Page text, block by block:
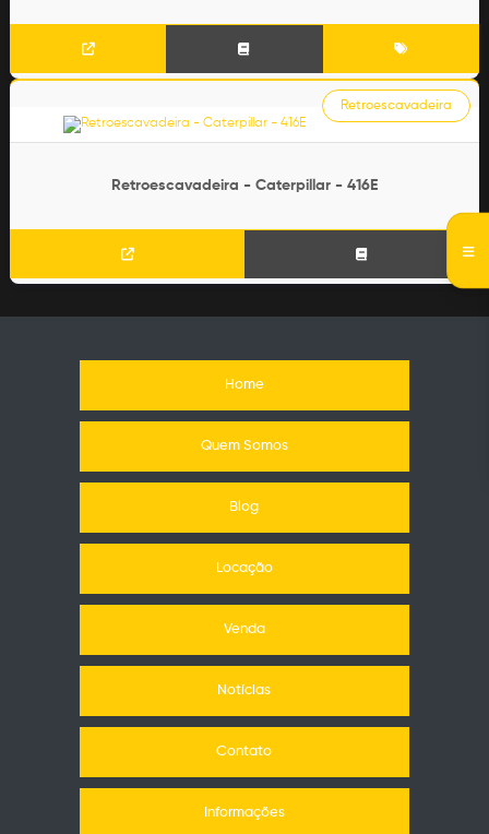
Retroescavadeira - Caterpillar - 416E
Retroescavadeira
Home
Quem Somos
Blog
Locação
Venda
Notícias
Contato
Informações